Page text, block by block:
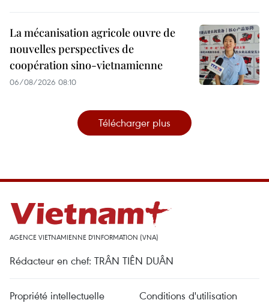
La mécanisation agricole ouvre de
nouvelles perspectives de
coopération sino-vietnamienne
06/08/2026 08:10
Télécharger plus
AGENCE VIETNAMIENNE D'INFORMATION (VNA)
Rédacteur en chef: TRÂN TIÊN DUÂN
Propriété intellectuelle Conditions d'utilisation